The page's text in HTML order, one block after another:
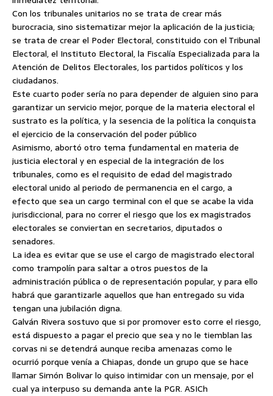
Con los tribunales unitarios no se trata de crear más
burocracia, sino sistematizar mejor la aplicación de la justicia;
se trata de crear el Poder Electoral, constituido con el Tribunal
Electoral, el Instituto Electoral, la Fiscalía Especializada para la
Atención de Delitos Electorales, los partidos políticos y los
ciudadanos.
Este cuarto poder sería no para depender de alguien sino para
garantizar un servicio mejor, porque de la materia electoral el
sustrato es la política, y la sesencia de la política la conquista
el ejercicio de la conservación del poder público
Asimismo, abortó otro tema fundamental en materia de
justicia electoral y en especial de la integración de los
tribunales, como es el requisito de edad del magistrado
electoral unido al periodo de permanencia en el cargo, a
efecto que sea un cargo terminal con el que se acabe la vida
jurisdiccional, para no correr el riesgo que los ex magistrados
electorales se conviertan en secretarios, diputados o
senadores.
La idea es evitar que se use el cargo de magistrado electoral
como trampolín para saltar a otros puestos de la
administración pública o de representación popular, y para ello
habrá que garantizarle aquellos que han entregado su vida
tengan una jubilación digna.
Galván Rivera sostuvo que si por promover esto corre el riesgo,
está dispuesto a pagar el precio que sea y no le tiemblan las
corvas ni se detendrá aunque reciba amenazas como le
ocurrió porque venía a Chiapas, donde un grupo que se hace
llamar Simón Bolivar lo quiso intimidar con un mensaje, por el
cual ya interpuso su demanda ante la PGR. ASICh